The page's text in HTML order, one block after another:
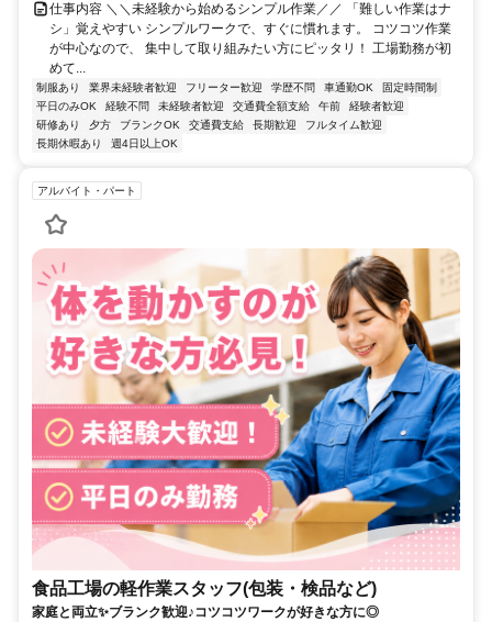
仕事内容 ＼＼未経験から始めるシンプル作業／／ 「難しい作業はナ
シ」覚えやすい シンプルワークで、すぐに慣れます。 コツコツ作業
が中心なので、 集中して取り組みたい方にピッタリ！ 工場勤務が初
めて...
制服あり 業界未経験者歓迎 フリーター歓迎 学歴不問 車通勤OK
固定時間制
平日のみOK
経験不問 未経験者歓迎 交通費全額支給 午前
経験者歓迎
研修あり
夕方 ブランクOK 交通費支給 長期歓迎
フルタイム歓迎
長期休暇あり
週4日以上OK
アルバイト・パート
食品工場の軽作業スタッフ(包装・検品など)
家庭と両立✨ブランク歓迎♪コツコツワークが好きな方に◎